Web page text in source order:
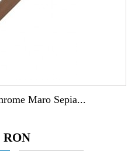
Maro Sepia...
RON